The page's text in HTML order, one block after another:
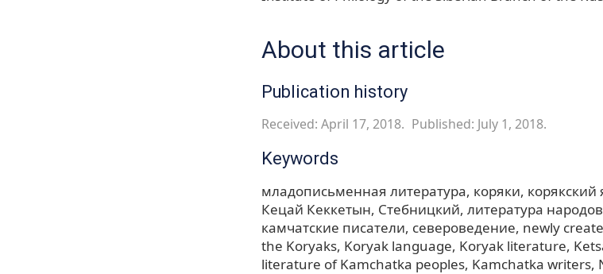
About this article
Publication history
Received: April 17, 2018. Published: July 1, 2018.
Keywords
младописьменная литература коряки корякский
Кецай Кеккетын Стебницкий литература
камчатские писатели североведение newly
the Koryaks Koryak language Koryak literature
literature of Kamchatka peoples Kamchatka writers